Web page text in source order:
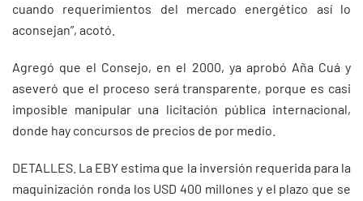
cuando requerimientos del mercado energético así lo
aconsejan”, acotó.
Agregó que el Consejo, en el 2000, ya aprobó Aña Cuá y
aseveró que el proceso será transparente, porque es casi
imposible manipular una licitación pública internacional,
donde hay concursos de precios de por medio.
DETALLES. La EBY estima que la inversión requerida para la
maquinización ronda los USD 400 millones y el plazo que se